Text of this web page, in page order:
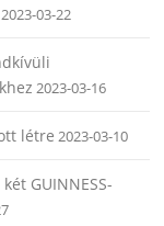
2023-03-22
2023-03-16
létre 2023-03-10
GUINNESS-